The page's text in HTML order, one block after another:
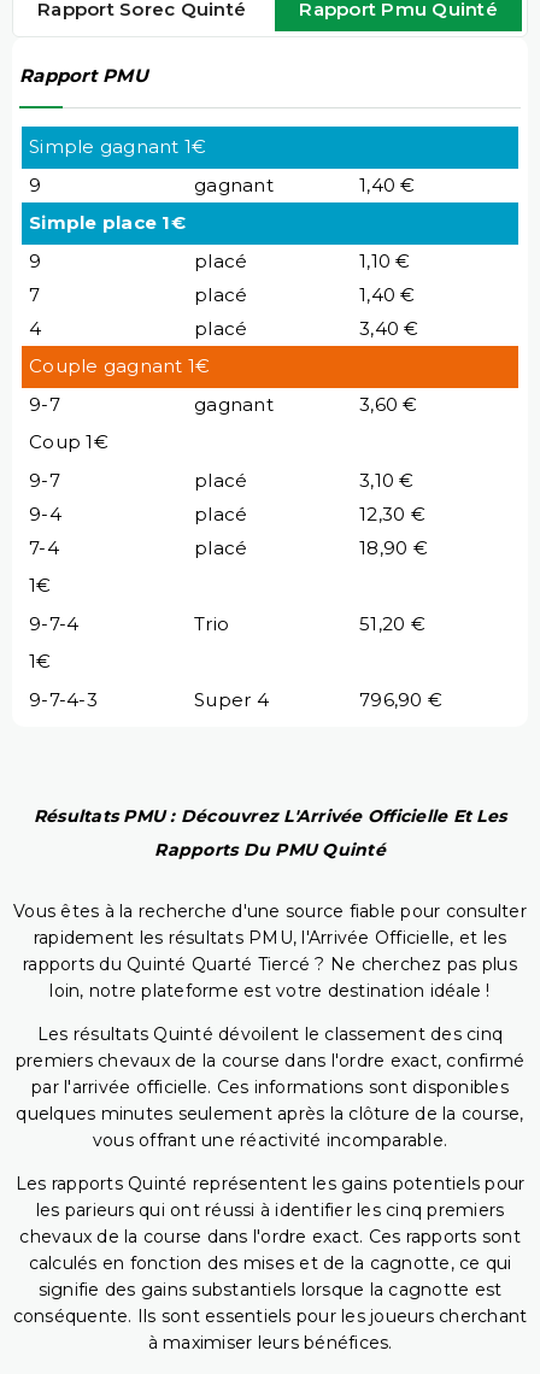
Rapport Sorec Quinté Rapport Pmu Quinté
Rapport PMU
Simple gagnant 1€
9
gagnant
1,40 €
Simple place 1€
9
placé
1,10 €
7
placé
1,40 €
4
placé
3,40 €
Couple gagnant 1€
9-7
gagnant
3,60 €
Coup 1€
9-7
placé
3,10 €
9-4
placé
12,30 €
7-4
placé
18,90 €
1€
9-7-4
Trio
51,20 €
1€
9-7-4-3
Super 4 796,90 €
Résultats PMU : Découvrez L'Arrivée Officielle Et Les
Rapports Du PMU Quinté
Vous êtes à la recherche d'une source fiable pour consulter
rapidement les résultats PMU, l'Arrivée Officielle, et les
rapports du Quinté Quarté Tiercé ? Ne cherchez pas plus
loin, notre plateforme est votre destination idéale !
Les résultats Quinté dévoilent le classement des cinq
premiers chevaux de la course dans l'ordre exact, confirmé
par l'arrivée officielle. Ces informations sont disponibles
quelques minutes seulement après la clôture de la course,
vous offrant une réactivité incomparable.
Les rapports Quinté représentent les gains potentiels pour
les parieurs qui ont réussi à identifier les cinq premiers
chevaux de la course dans l'ordre exact. Ces rapports sont
calculés en fonction des mises et de la cagnotte, ce qui
signifie des gains substantiels lorsque la cagnotte est
conséquente. Ils sont essentiels pour les joueurs cherchant
à maximiser leurs bénéfices.